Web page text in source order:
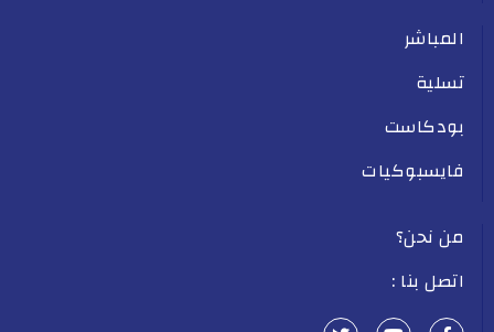
المباشر
تسلية
بودكاست
فايسبوكيات
من نحن؟
اتصل بنا :